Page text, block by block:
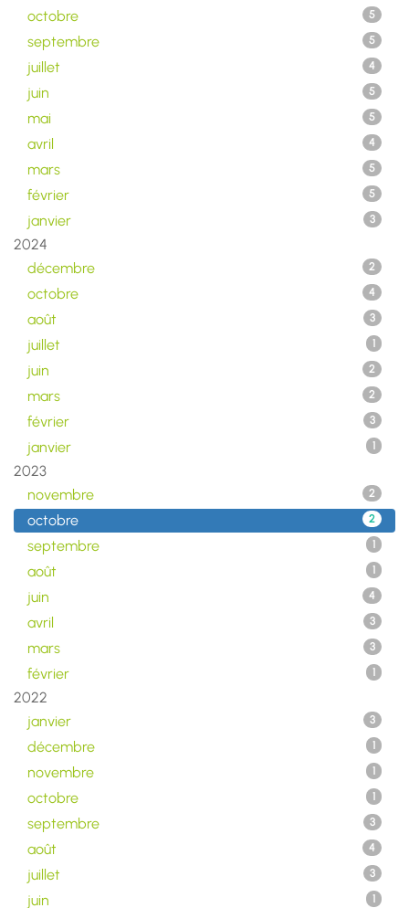
octobre 5
septembre 5
juillet 4
juin 5
mai 5
avril 4
mars 5
février 5
janvier 3
2024
décembre
2
octobre 4
août 3
juillet 1
juin 2
mars 2
février 3
janvier 1
2023
novembre
2
octobre 2
septembre 1
août 1
juin 4
avril 3
mars 3
février 1
2022
janvier
3
décembre 1
novembre 1
octobre 1
septembre 3
août 4
juillet 3
juin 1